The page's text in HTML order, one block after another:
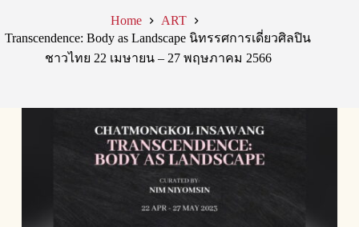
Home
ART
Transcendence: Body as Landscape นิทรรศการเดี่ยวศิลปิน
ชาวไทย 22 เมษายน – 27 พฤษภาคม 2566